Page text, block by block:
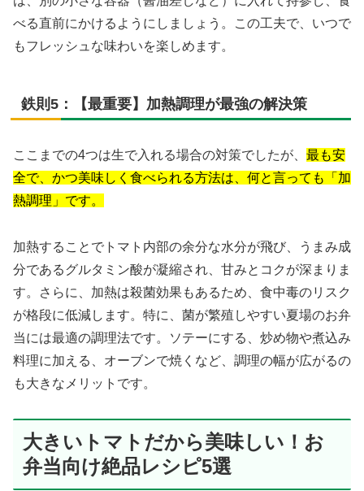
べる直前にかけるようにしましょう。この工夫で、いつで
もフレッシュな味わいを楽しめます。
鉄則5：【最重要】加熱調理が最強の解決策
ここまでの4つは生で入れる場合の対策でしたが、 最も安
全で、かつ美味しく食べられる方法は、何と言っても「加
熱調理」です。
加熱することでトマト内部の余分な水分が飛び、うまみ成
分であるグルタミン酸が凝縮され、甘みとコクが深まりま
す。さらに、加熱は殺菌効果もあるため、食中毒のリスク
が格段に低減します。特に、菌が繁殖しやすい夏場のお弁
当には最適の調理法です。ソテーにする、炒め物や煮込み
料理に加える、オーブンで焼くなど、調理の幅が広がるの
も大きなメリットです。
大きいトマトだから美味しい！お
弁当向け絶品レシピ5選